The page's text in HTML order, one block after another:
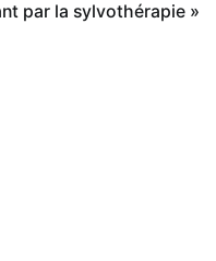
par la sylvothérapie »